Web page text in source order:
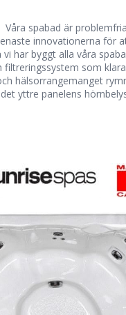
spabad är
innovationerna för
vi har byggt alla våra
filtreringssystem som
hälsorrangemanget
yttre panelens